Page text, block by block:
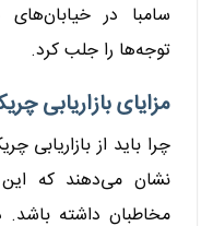
سامبا در
توجه‌ها را جلب کرد.
مزایای بازاریابی
چرا باید از بازاریابی
نشان می‌دهند که
مخاطبان داشته باشد.